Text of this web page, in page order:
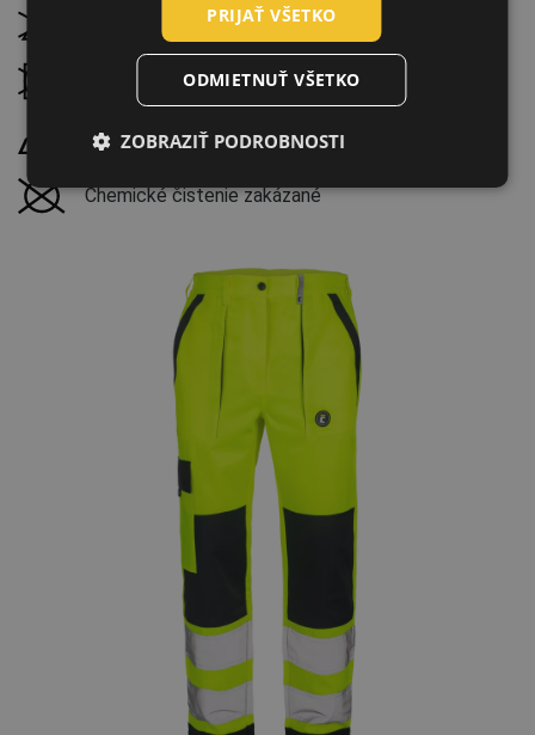
Nesušiť v bubnovej sušičke
Žehliť pri maximálnej teplote 100 °C
Chemické čistenie zakázané
SPANISH
PRIJAŤ VŠETKO
ODMIETNUŤ VŠETKO
ZOBRAZIŤ PODROBNOSTI